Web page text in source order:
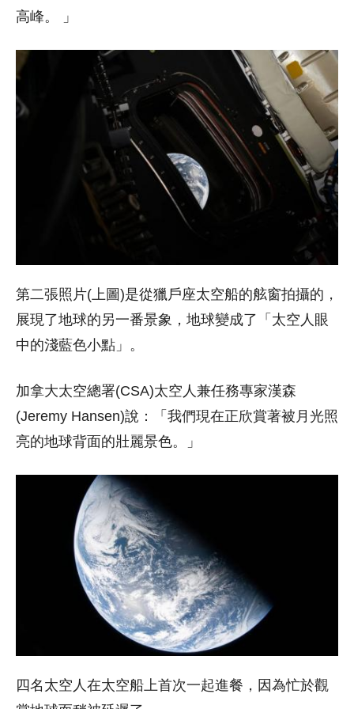
高峰。 」
第二張照片(上圖)是從獵戶座太空船的舷窗拍攝的，
展現了地球的另一番景象，地球變成了「太空人眼
中的淺藍色小點」。
加拿大太空總署(CSA)太空人兼任務專家漢森
(Jeremy Hansen)說：「我們現在正欣賞著被月光照
亮的地球背面的壯麗景色。」
四名太空人在太空船上首次一起進餐，因為忙於觀